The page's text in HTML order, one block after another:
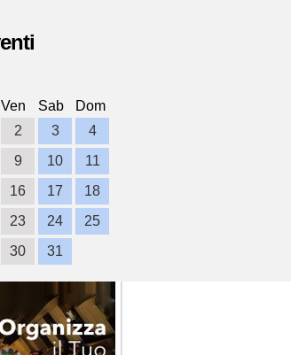
Ven Sab
Dom
2 3
4
9 10
11
16 17
18
23 24
25
30 31